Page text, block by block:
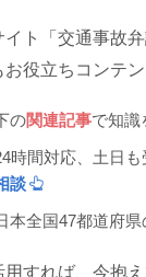
イト「交通事故
お役立ちコンテン
の関連記事で知識
時間対応、土日
談
本全国47都道府県
用すれば、今抱